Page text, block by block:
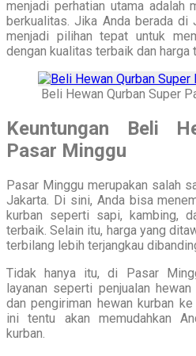
menjadi perhatian utama adalah
berkualitas. Jika Anda berada di
menjadi pilihan tepat untuk
dengan kualitas terbaik dan harga
Beli Hewan Qurban Super
Keuntungan Beli
Pasar Minggu
Pasar Minggu merupakan salah
Jakarta. Di sini, Anda bisa
kurban seperti sapi, kambing,
terbaik. Selain itu, harga yang
terbilang lebih terjangkau
Tidak hanya itu, di Pasar
layanan seperti penjualan
dan pengiriman hewan kurban
ini tentu akan memudahkan
kurban.